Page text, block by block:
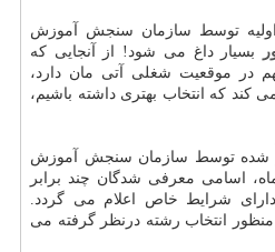
اولیه توسط سازمان سنجش آموزش
بسیار داغ می شود! از آنجایی که
در موقعیت شغلی آتی مان دارد،
کند که انتخاب بهتری داشته باشیم،
شده توسط سازمان سنجش آموزش
اسامی معرفی شدگان چند برابر
شرایط خاص اعلام می گردد.
ی 5-4 روزه به منظور انتخاب رشته درنظر گرفته می